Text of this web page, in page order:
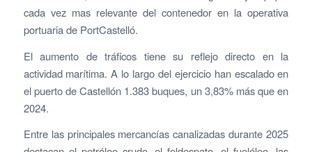
cada vez mas relevante del contenedor en la operativa
portuaria de PortCastelló.
El aumento de tráficos tiene su reflejo directo en la
actividad marítima. A lo largo del ejercicio han escalado en
el puerto de Castellón 1.383 buques, un 3,83% más que en
2024.
Entre las principales mercancías canalizadas durante 2025